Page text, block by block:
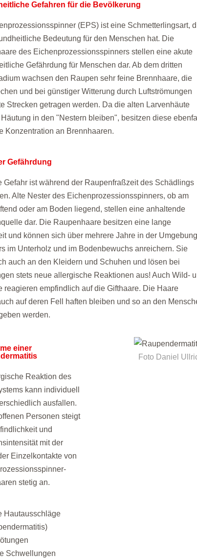
Gefahren für die Bevölkerung
(EPS) ist eine Schmetterlingsart,
Bedeutung für den Menschen hat. Die
des Eichenprozessionsspinners stellen eine akute
Gefährdung für Menschen dar. Ab dem dritten
wachsen den Raupen sehr feine Brennhaare, die
und bei günstiger Witterung durch Luftströmungen
Strecken getragen werden. Da die alten Larvenhäute
in den "Nestern bleiben", besitzen diese
Konzentration an Brennhaaren.
Gefährdung
Gefahr ist während der Raupenfraßzeit des Schädlings
Alte Nester des Eichenprozessionsspinners, ob am
oder am Boden liegend, stellen eine anhaltende
dar. Die Raupenhaare besitzen eine lange
und können sich über mehrere Jahre in der
im Unterholz und im Bodenbewuchs anreichern. Sie
auch an den Kleidern und Schuhen und lösen bei
stets neue allergische Reaktionen aus! Auch Wild-
reagieren empfindlich auf die Gifthaare. Die Haare
auf deren Fell haften bleiben und so an den
werden.
einer
Reaktion des
kann individuell
ausfallen.
Personen steigt
und
mit der
Einzelkontakte von
stetig an.
Hautausschläge
Schwellungen
Foto Daniel